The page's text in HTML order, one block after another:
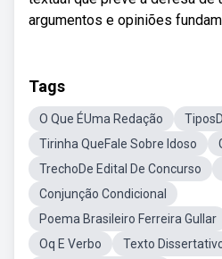
argumentos e opiniões
Tags
O Que ÉUma Redação
Tirinha QueFale Sobre Idoso
TrechoDe Edital De Concurso
Conjunção Condicional
Poema Brasileiro Ferreira Gullar
Oq E Verbo
Texto